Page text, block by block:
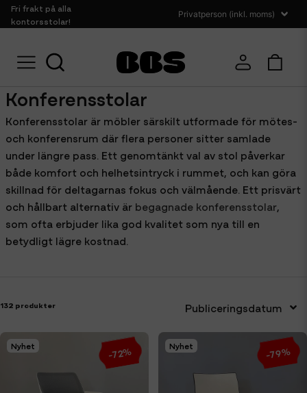
Fri frakt på alla
kontorsstolar!
Hem Sittmöbler Konferensstolar
Konferensstolar
Konferensstolar är möbler särskilt utformade för mötes-
och konferensrum där flera personer sitter samlade
under längre pass. Ett genomtänkt val av stol påverkar
både komfort och helhetsintryck i rummet, och kan göra
skillnad för deltagarnas fokus och välmående. Ett prisvärt
och hållbart alternativ är begagnade konferensstolar,
som ofta erbjuder lika god kvalitet som nya till en
betydligt lägre kostnad.
132 produkter Publiceringsdatum
Nyhet -72% Nyhet -79%